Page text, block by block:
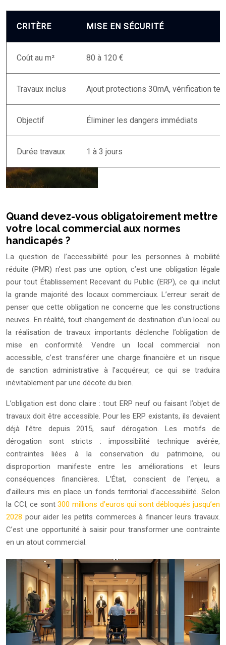
CRITÈRE MISE EN SÉCURITÉ
Coût au m² 80 à 120 €
Travaux inclus Ajout protections 30mA, vérification
Objectif Éliminer les dangers immédiats
Durée travaux 1 à 3 jours
Quand devez-vous obligatoirement mettre
votre local commercial aux normes
handicapés ?
La question de l’accessibilité pour les personnes à mobilité
réduite (PMR) n’est pas une option, c’est une obligation légale
pour tout Établissement Recevant du Public (ERP), ce qui inclut
la grande majorité des locaux commerciaux. L’erreur serait de
penser que cette obligation ne concerne que les constructions
neuves. En réalité, tout changement de destination d’un local ou
la réalisation de travaux importants déclenche l’obligation de
mise en conformité. Vendre un local commercial non
accessible, c’est transférer une charge financière et un risque
de sanction administrative à l’acquéreur, ce qui se traduira
inévitablement par une décote du bien.
L’obligation est donc claire : tout ERP neuf ou faisant l’objet de
travaux doit être accessible. Pour les ERP existants, ils devaient
déjà l’être depuis 2015, sauf dérogation. Les motifs de
dérogation sont stricts : impossibilité technique avérée,
contraintes liées à la conservation du patrimoine, ou
disproportion manifeste entre les améliorations et leurs
conséquences financières. L’État, conscient de l’enjeu, a
d’ailleurs mis en place un fonds territorial d’accessibilité. Selon
la CCI, ce sont300 millions d’euros qui sont débloqués jusqu’en
2028 pour aider les petits commerces à financer leurs travaux.
C’est une opportunité à saisir pour transformer une contrainte
en un atout commercial.